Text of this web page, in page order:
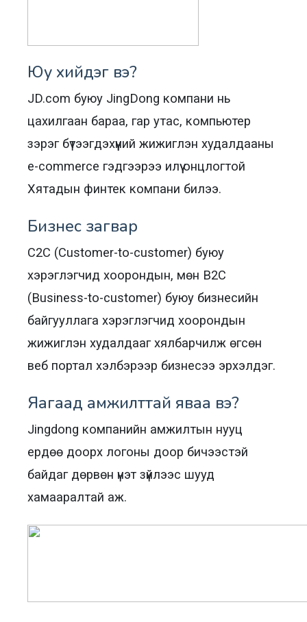
Юу хийдэг вэ?
JD.com буюу JingDong компани нь
цахилгаан бараа, гар утас, компьютер
зэрэг бүтээгдэхүүний жижиглэн худалдааны
e-commerce гэдгээрээ илүү онцлогтой
Хятадын финтек компани билээ.
Бизнес загвар
C2C (Customer-to-customer) буюу
хэрэглэгчид хоорондын, мөн B2C
(Business-to-customer) буюу бизнесийн
байгууллага хэрэглэгчид хоорондын
жижиглэн худалдааг хялбарчилж өгсөн
веб портал хэлбэрээр бизнесээ эрхэлдэг.
Яагаад амжилттай яваа вэ?
Jingdong компанийн амжилтын нууц
ердөө доорх логоны доор бичээстэй
байдаг дөрвөн үнэт зүйлээс шууд
хамааралтай аж.